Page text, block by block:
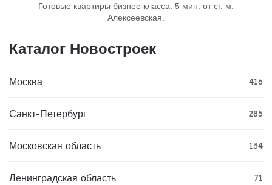
Готовые квартиры бизнес-класса. 5 мин. от ст. м.
Алексеевская.
Каталог Новостроек
Москва 416
Санкт-Петербург 285
Московская область 134
Ленинградская область 71